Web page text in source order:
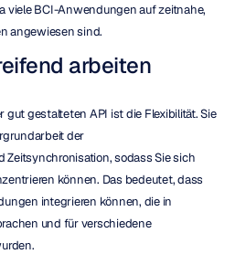
viele BCI-Anwendungen auf zeitnahe,
angewiesen sind.
arbeiten
gut gestalteten API ist die Flexibilität. Sie
der
sodass Sie sich
können. Das bedeutet, dass
integrieren können, die in
und für verschiedene